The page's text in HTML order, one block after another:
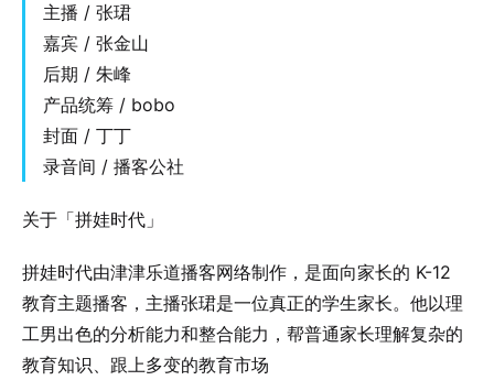
主播 / 张珺
嘉宾 / 张金山
后期 / 朱峰
产品统筹 / bobo
封面 / 丁丁
录音间 / 播客公社
关于「拼娃时代」
拼娃时代由津津乐道播客网络制作，是面向家长的 K-12
教育主题播客，主播张珺是一位真正的学生家长。他以理
工男出色的分析能力和整合能力，帮普通家长理解复杂的
教育知识、跟上多变的教育市场